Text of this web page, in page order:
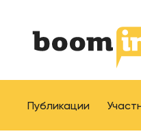
Публикации